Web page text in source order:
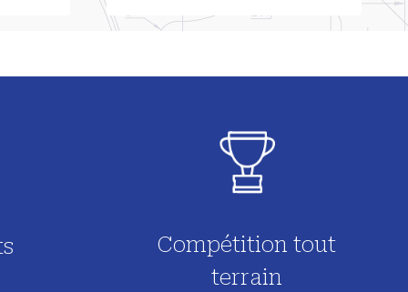
Compétition tout
terrain